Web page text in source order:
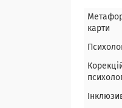
карти